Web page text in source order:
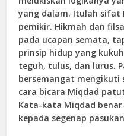
yang dalam. Itulah sifat
pemikir. Hikmah dan
pada ucapan semata,
prinsip hidup yang
teguh, tulus, dan lurus.
bersemangat mengikuti
cara bicara Miqdad
Kata-kata Miqdad
kepada segenap